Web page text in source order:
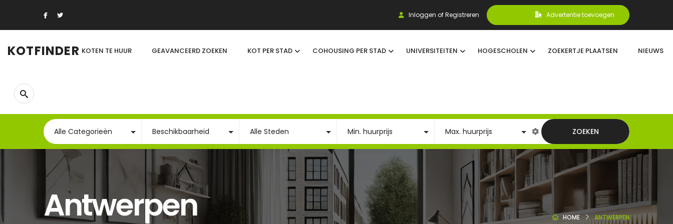
Inloggen of Registreren Advertentie toevoegen
KOTFINDER KOTEN TE HUUR GEAVANCEERD ZOEKEN KOT PER STAD COHOUSING PER STAD UNIVERSITEITEN HOGESCHOLEN ZOEKERTJE PLAATSEN NIEUWS
ZOEKEN
Antwerpen HOME ANTWERPEN